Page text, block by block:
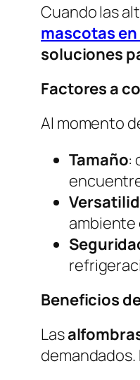
Cuando las
mascotas
soluciones
Factores a
Al momento
Tamaño:
ambiente
Beneficios
Las